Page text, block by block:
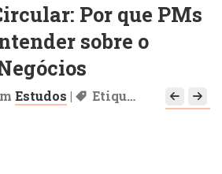
Por que PMs
sobre o
Estudos | Etiquetas: